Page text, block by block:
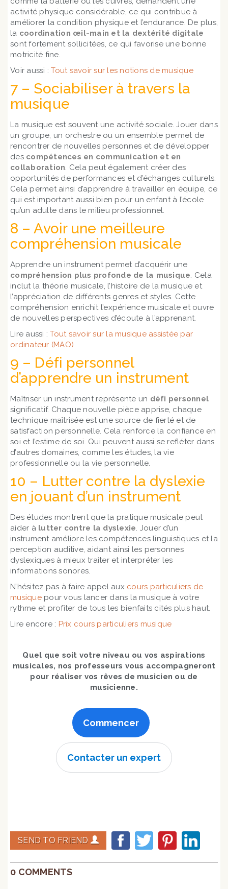
activité physique considérable, ce qui contribue à
améliorer la condition physique et l’endurance. De plus,
la coordination œil-main et la dextérité digitale
sont fortement sollicitées, ce qui favorise une bonne
motricité fine.
Voir aussi :Tout savoir sur les notions de musique
7 – Sociabiliser à travers la
musique
La musique est souvent une activité sociale. Jouer dans
un groupe, un orchestre ou un ensemble permet de
rencontrer de nouvelles personnes et de développer
des compétences en communication et en
collaboration. Cela peut également créer des
opportunités de performances et d’échanges culturels.
Cela permet ainsi d’apprendre à travailler en équipe, ce
qui est important aussi bien pour un enfant à l’école
qu’un adulte dans le milieu professionnel.
8 – Avoir une meilleure
compréhension musicale
Apprendre un instrument permet d’acquérir une
compréhension plus profonde de la musique. Cela
inclut la théorie musicale, l’histoire de la musique et
l’appréciation de différents genres et styles. Cette
compréhension enrichit l’expérience musicale et ouvre
de nouvelles perspectives d’écoute à l’apprenant.
Lire aussi :Tout savoir sur la musique assistée par
ordinateur (MAO)
9 – Défi personnel
d’apprendre un instrument
Maîtriser un instrument représente un défi personnel
significatif. Chaque nouvelle pièce apprise, chaque
technique maîtrisée est une source de fierté et de
satisfaction personnelle. Cela renforce la confiance en
soi et l’estime de soi. Qui peuvent aussi se refléter dans
d’autres domaines, comme les études, la vie
professionnelle ou la vie personnelle.
10 – Lutter contre la dyslexie
en jouant d’un instrument
Des études montrent que la pratique musicale peut
aider à lutter contre la dyslexie. Jouer d’un
instrument améliore les compétences linguistiques et la
perception auditive, aidant ainsi les personnes
dyslexiques à mieux traiter et interpréter les
informations sonores.
N’hésitez pas à faire appel aux cours particuliers de
musiquepour vous lancer dans la musique à votre
rythme et profiter de tous les bienfaits cités plus haut.
Lire encore : Prix cours particuliers musique
Quel que soit votre niveau ou vos aspirations
musicales, nos professeurs vous accompagneront
pour réaliser vos rêves de musicien ou de
musicienne.
Commencer
Contacter un expert
SEND TO FRIEND
0 COMMENTS